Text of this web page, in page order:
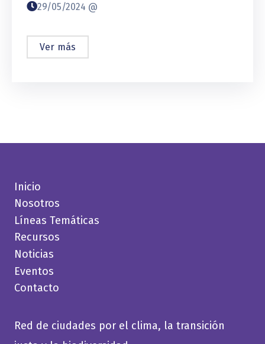
29/05/2024 @
Ver más
Inicio
Nosotros
Líneas Temáticas
Recursos
Noticias
Eventos
Contacto
Red de ciudades por el clima, la transición